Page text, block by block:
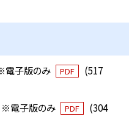
電子版のみ PDF
(517
※電子版のみ
PDF
(304